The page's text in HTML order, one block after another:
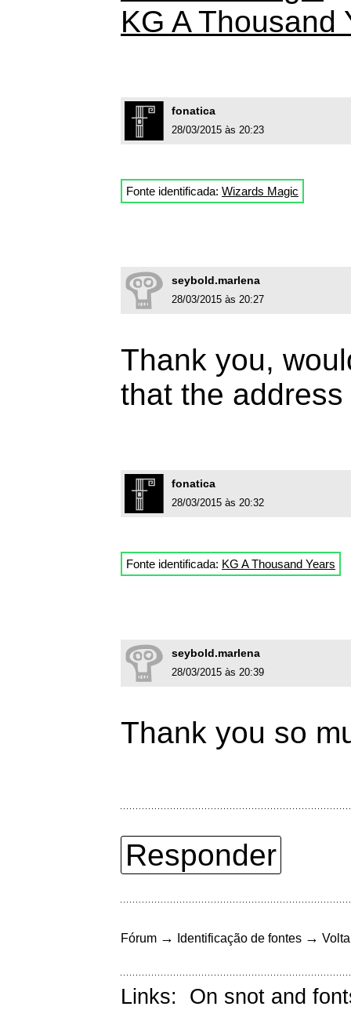
KG A Thousand
fonatica
28/03/2015 às 20:23
Fonte identificada: Wizards Magic
seybold.marlena
28/03/2015 às 20:27
Thank you,
that the
fonatica
28/03/2015 às 20:32
Fonte identificada: KG A Thousand Years
seybold.marlena
28/03/2015 às 20:39
Thank you so
Responder
Fórum → Identificação de fontes →
Links: On snot and